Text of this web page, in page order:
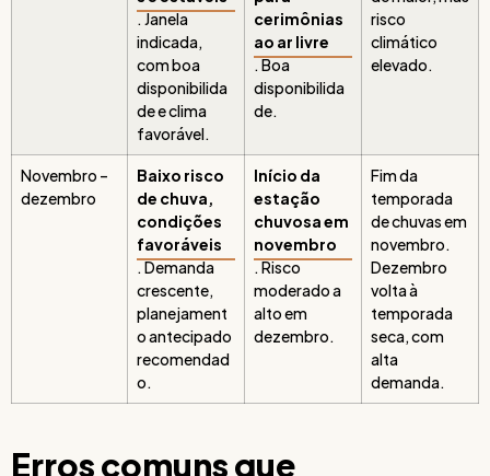
. Janela
indicada,
com boa
disponibilida
de e clima
favorável.
cerimônias
ao ar livre
. Boa
disponibilida
de.
risco
climático
elevado.
Novembro –
dezembro
Baixo risco
de chuva,
condições
favoráveis
. Demanda
crescente,
planejament
o antecipado
recomendad
o.
Início da
estação
chuvosa em
novembro
. Risco
moderado a
alto em
dezembro.
Fim da
temporada
de chuvas em
novembro.
Dezembro
volta à
temporada
seca, com
alta
demanda.
Erros comuns que